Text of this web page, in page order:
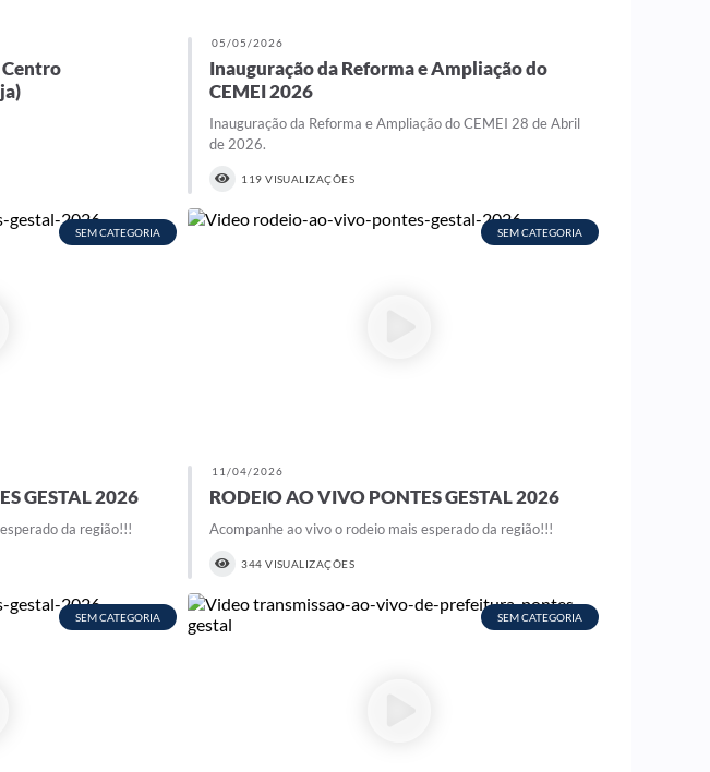
Centro
05/05/2026
Inauguração da Reforma e Ampliação do
CEMEI 2026
Inauguração da Reforma e Ampliação do CEMEI 28 de Abril
de 2026.
119 VISUALIZAÇÕES
SEM CATEGORIA
GESTAL 2026
da região!!!
SEM CATEGORIA
11/04/2026
RODEIO AO VIVO PONTES GESTAL 2026
Acompanhe ao vivo o rodeio mais esperado da região!!!
344 VISUALIZAÇÕES
SEM CATEGORIA SEM CATEGORIA